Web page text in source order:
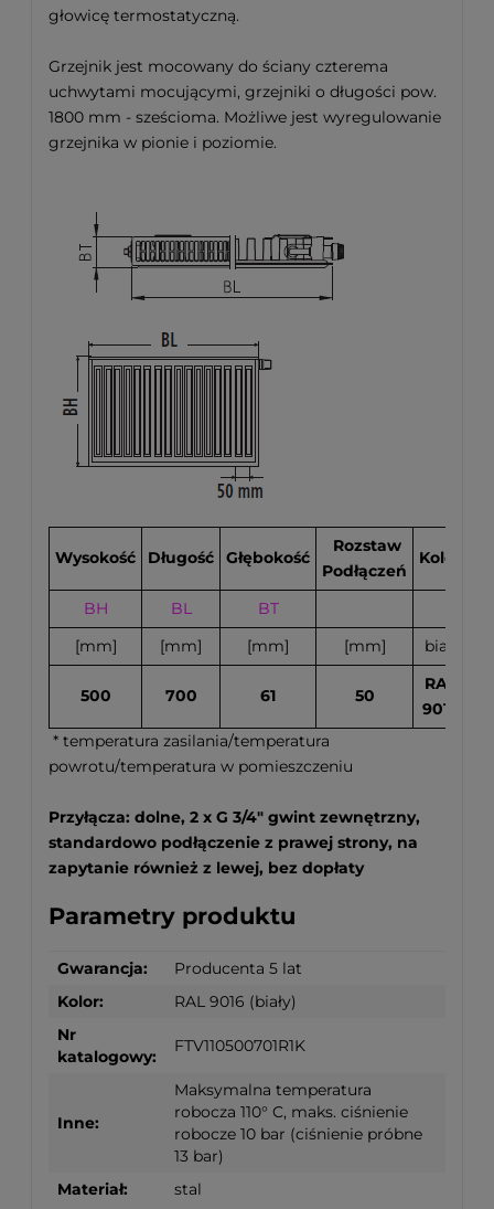
głowicę termostatyczną.
Grzejnik jest mocowany do ściany czterema
uchwytami mocującymi, grzejniki o długości pow.
1800 mm - sześcioma. Możliwe jest wyregulowanie
grzejnika w pionie i poziomie.
Wysokość Długość Głębokość
Rozstaw
Podłączeń
Kolor
BH BL BT
[mm]
[mm] [mm] [mm] biały
500 700 61 50
RAL
9016
* temperatura zasilania/temperatura
powrotu/temperatura w pomieszczeniu
Przyłącza: dolne, 2 x G 3/4" gwint zewnętrzny,
standardowo podłączenie z prawej strony, na
zapytanie również z lewej, bez dopłaty
Parametry produktu
Gwarancja:
Producenta 5 lat
Kolor:
RAL 9016 (biały)
Nr
katalogowy:
FTV110500701R1K
Inne:
Maksymalna temperatura
robocza 110° C, maks. ciśnienie
robocze 10 bar (ciśnienie próbne
13 bar)
Materiał:
stal